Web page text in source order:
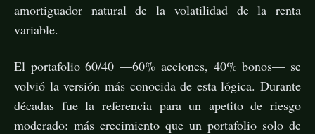
amortiguador natural de la volatilidad de la renta
variable.
El portafolio 60/40 —60% acciones, 40% bonos— se
volvió la versión más conocida de esta lógica. Durante
décadas fue la referencia para un apetito de riesgo
moderado: más crecimiento que un portafolio solo de